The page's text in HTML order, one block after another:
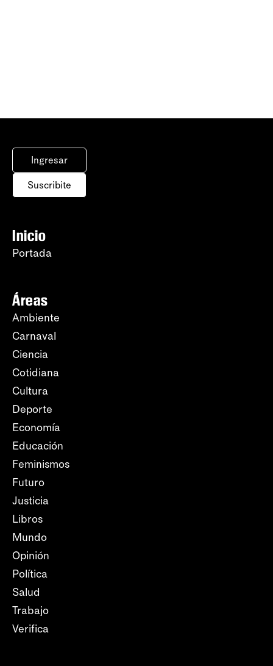
Ingresar
Suscribite
Inicio
Portada
Áreas
Ambiente
Carnaval
Ciencia
Cotidiana
Cultura
Deporte
Economía
Educación
Feminismos
Futuro
Justicia
Libros
Mundo
Opinión
Política
Salud
Trabajo
Verifica